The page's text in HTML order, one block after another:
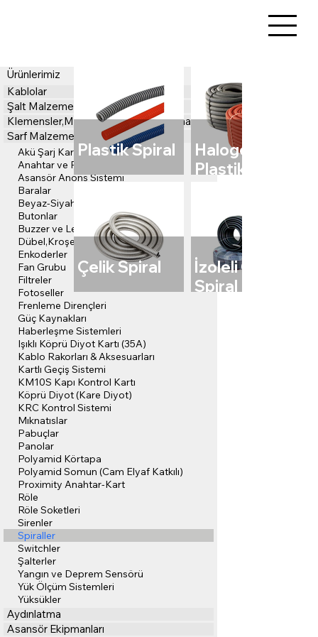
Ürünlerimiz
Kablolar
Şalt Malzemeler
Klemensler,Markalama,Montaj Ekipmanları
Sarf Malzemeler
Akü Şarj Kartı
Anahtar ve Prizler
Asansör Anons Sistemi
Baralar
Beyaz-Siyah Kablo Bağları
Butonlar
Buzzer ve Ledli Sinyal Lambaları
Dübel,Kroşe ve Bantlar
Enkoderler
Fan Grubu
Filtreler
Fotoseller
Frenleme Dirençleri
Güç Kaynakları
Haberleşme Sistemleri
Işıklı Köprü Diyot Kartı (35A)
Kablo Rakorları & Aksesuarları
Kartlı Geçiş Sistemi
KM10S Kapı Kontrol Kartı
Köprü Diyot (Kare Diyot)
KRC Kontrol Sistemi
Mıknatıslar
Pabuçlar
Panolar
Polyamid Körtapa
Polyamid Somun (Cam Elyaf Katkılı)
Proximity Anahtar-Kart
Röle
Röle Soketleri
Sirenler
Spiraller
Switchler
Şalterler
Yangın ve Deprem Sensörü
Yük Ölçüm Sistemleri
Yüksükler
Aydınlatma
Asansör Ekipmanları
Plastik Spiral
Halogen Free
Plastik Spiral
Çelik Spiral
İzoleli Çelik
Spiral